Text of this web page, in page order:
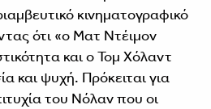
κινηματογραφικό
ότι «ο Ματ Ντέιμον
και ο Τομ Χόλαντ
και ψυχή. Πρόκειται για
του Νόλαν που οι